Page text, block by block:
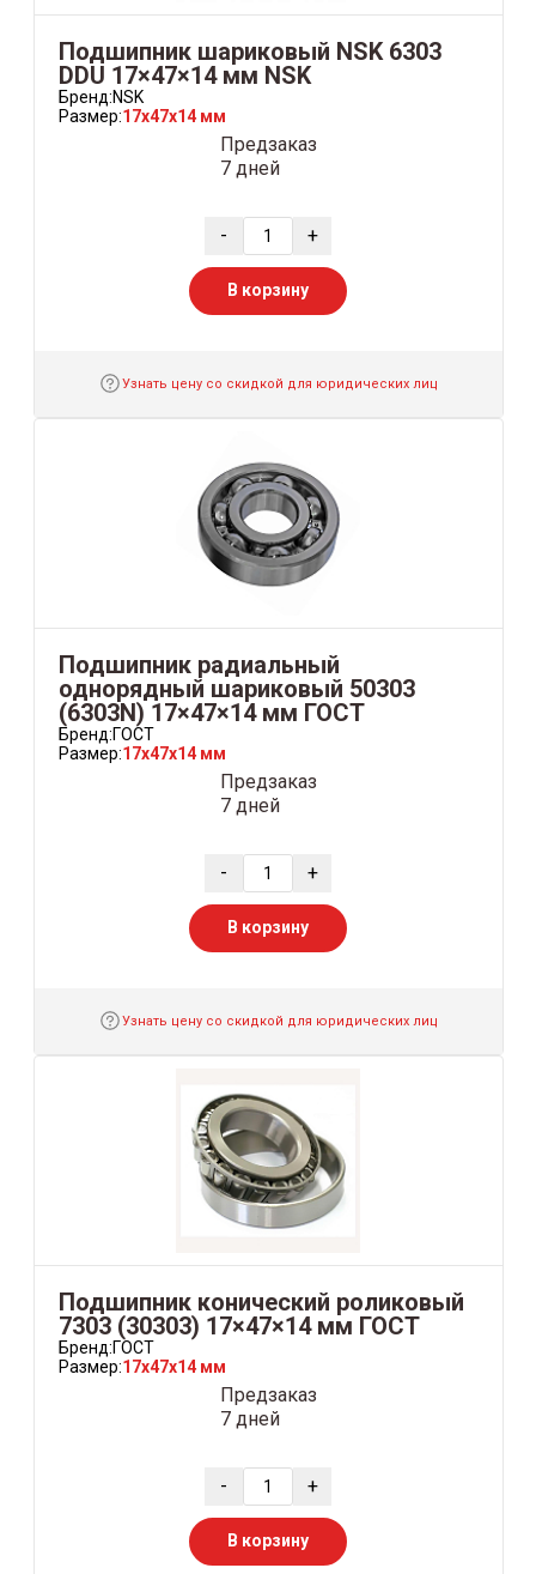
Подшипник шариковый NSK 6303
DDU 17×47×14 мм NSK
Бренд:NSK
Размер:17x47x14 мм
Предзаказ
7 дней
- +
В корзину
Узнать цену со скидкой для юридических лиц
Подшипник радиальный
однорядный шариковый 50303
(6303N) 17×47×14 мм ГОСТ
Бренд:ГОСТ
Размер:17x47x14 мм
Предзаказ
7 дней
- +
В корзину
Узнать цену со скидкой для юридических лиц
Подшипник конический роликовый
7303 (30303) 17×47×14 мм ГОСТ
Бренд:ГОСТ
Размер:17x47x14 мм
Предзаказ
7 дней
- +
В корзину